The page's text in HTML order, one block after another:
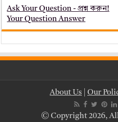
Ask Your Question - প্রশ্ন করুন!
Your Question Answer
About Us Our
© Copyright 2026,